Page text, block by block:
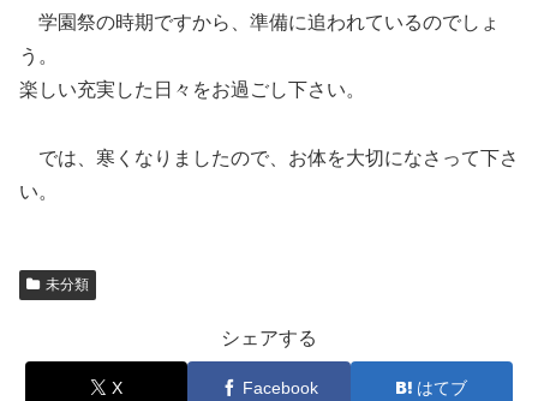
学園祭の時期ですから、準備に追われているのでしょ
う。
楽しい充実した日々をお過ごし下さい。
では、寒くなりましたので、お体を大切になさって下さ
い。
未分類
シェアする
X Facebook はてブ